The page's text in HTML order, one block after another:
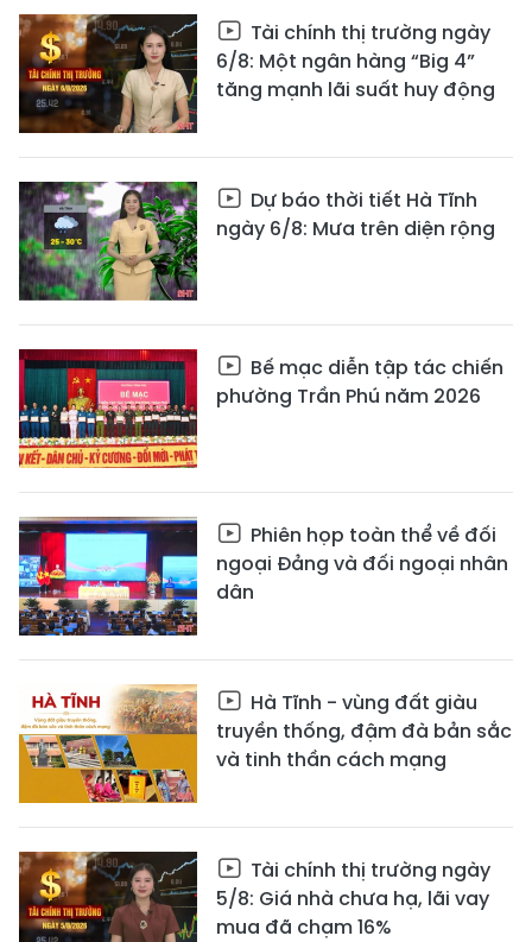
Tài chính thị trường ngày
6/8: Một ngân hàng “Big 4”
tăng mạnh lãi suất huy động
Dự báo thời tiết Hà Tĩnh
ngày 6/8: Mưa trên diện rộng
Bế mạc diễn tập tác chiến
phường Trần Phú năm 2026
Phiên họp toàn thể về đối
ngoại Đảng và đối ngoại nhân
dân
Hà Tĩnh - vùng đất giàu
truyền thống, đậm đà bản sắc
và tinh thần cách mạng
Tài chính thị trường ngày
5/8: Giá nhà chưa hạ, lãi vay
mua đã chạm 16%